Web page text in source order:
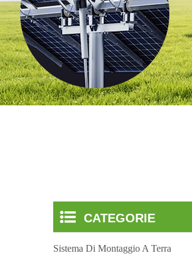
CATEGORIE
Sistema Di Montaggio A Terra